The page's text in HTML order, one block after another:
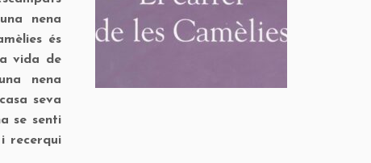
nena
és
vida de
nena
seva
se senti
recerqui